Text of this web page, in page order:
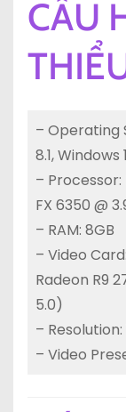
CẤU
– Operating
8.1,
– Processor:
FX 6350 @
– RAM: 8GB
– Video
Radeon R9
5.0)
– Resolution:
– Video